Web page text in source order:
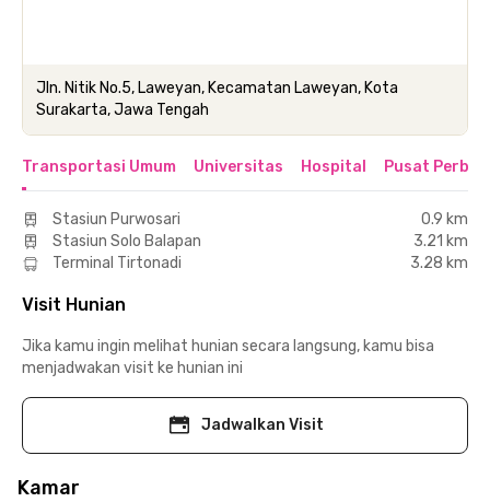
Jln. Nitik No.5, Laweyan, Kecamatan Laweyan, Kota
Surakarta, Jawa Tengah
Transportasi Umum Universitas Hospital Pusat
Stasiun Purwosari
0.9 km
Stasiun Solo Balapan
3.21 km
Terminal Tirtonadi
3.28 km
Visit Hunian
Jika kamu ingin melihat hunian secara langsung, kamu bisa
menjadwakan visit ke hunian ini
Jadwalkan Visit
Kamar